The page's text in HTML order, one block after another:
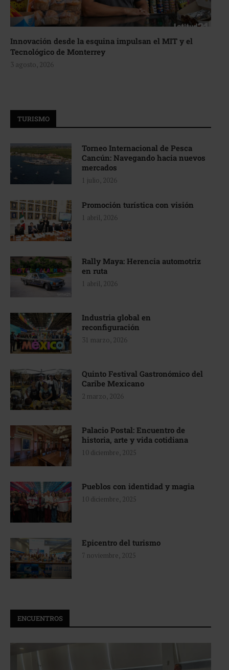
Innovación desde la esquina impulsan el MIT y el
Tecnológico de Monterrey
3 agosto, 2026
TURISMO
Torneo Internacional de Pesca
Cancún: Navegando hacia nuevos
mercados
1 julio, 2026
Promoción turística con visión
1 abril, 2026
Rally Maya: Herencia automotriz
en ruta
1 abril, 2026
Industria global en
reconfiguración
31 marzo, 2026
Quinto Festival Gastronómico del
Caribe Mexicano
2 marzo, 2026
Palacio Postal: Encuentro de
historia, arte y vida cotidiana
10 diciembre, 2025
Pueblos con identidad y magia
10 diciembre, 2025
Epicentro del turismo
7 noviembre, 2025
ENCUENTROS